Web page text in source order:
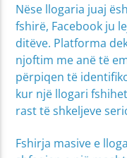
Nëse llogaria juaj
fshirë, Facebook ju
ditëve. Platforma
njoftim me anë të
përpiqen të
kur një llogari
rast të shkeljeve
Fshirja masive e